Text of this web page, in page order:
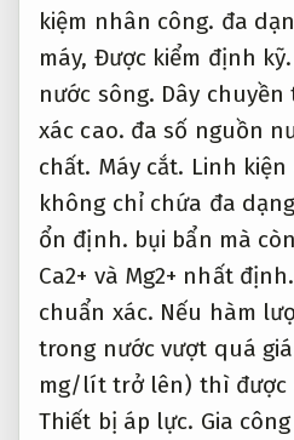
kiệm nhân công. đa
máy, Được kiểm định kỹ.
nước sông. Dây chuyền
xác cao. đa số nguồn
chất. Máy cắt. Linh
không chỉ chứa đa
ổn định. bụi bẩn mà
Ca2+ và Mg2+ nhất
chuẩn xác. Nếu hàm
trong nước vượt quá
mg/lít trở lên) thì được
Thiết bị áp lực. Gia